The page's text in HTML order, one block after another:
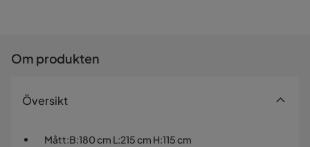
Om produkten
Översikt
Mått:B:180 cm L:215 cm H:115 cm